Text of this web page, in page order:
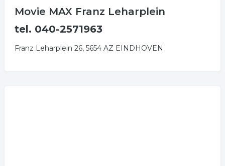
Movie MAX Franz Leharplein
tel. 040-2571963
Franz Leharplein 26, 5654 AZ EINDHOVEN